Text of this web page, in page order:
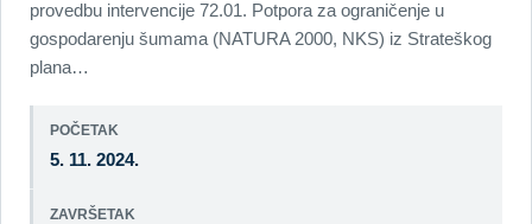
provedbu intervencije 72.01. Potpora za ograničenje u
gospodarenju šumama (NATURA 2000, NKS) iz Strateškog
plana…
POČETAK
5. 11. 2024.
ZAVRŠETAK